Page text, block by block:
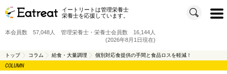
イートリートは管理栄養士
栄養士を応援しています。
t
o
i
a
本会員数 57,048人 管理栄養士・栄養士会員数 16,144人
(2026年8月1日現在)
トップ コラム 給食・大量調理 個別対応食提供の手間と食品ロスを軽減！
COLUMN